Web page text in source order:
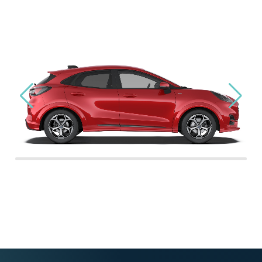
Izberite testno vozilo:
lahko odgovorimo. Vaših podatkov za druge namene